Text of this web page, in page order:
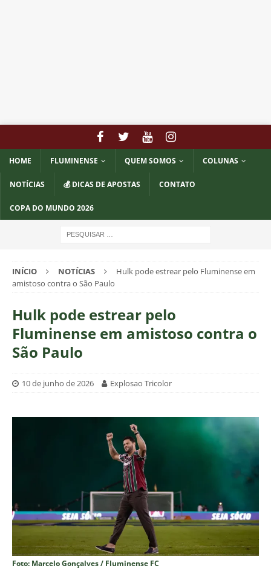
HOME FLUMINENSE QUEM SOMOS COLUNAS
NOTÍCIAS 💰 DICAS DE APOSTAS CONTATO
COPA DO MUNDO 2026
INÍCIO NOTÍCIAS
Hulk pode estrear pelo Fluminense em
amistoso contra o São Paulo
Hulk pode estrear pelo
Fluminense em amistoso contra o
São Paulo
10 de junho de 2026 Explosao Tricolor
Foto: Marcelo Gonçalves / Fluminense FC